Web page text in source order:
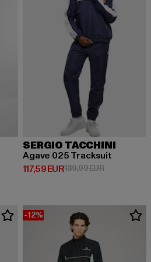
149,99 EUR
SERGIO TACCHINI
Agave 025 Tracksuit
117,59 EUR
Prix courant: 117,59 EUR
139,99 EURPrix en
-12%